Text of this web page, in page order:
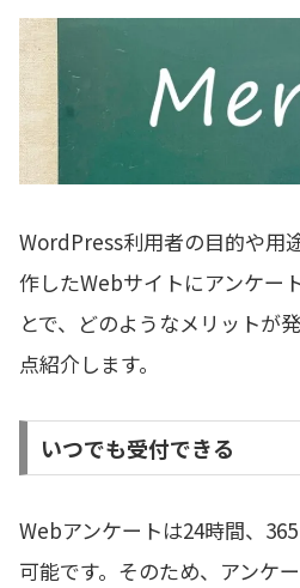
WordPress利用者の目的や用
作したWebサイトにアンケー
とで、どのようなメリットが
点紹介します。
いつでも受付できる
Webアンケートは24時間、
可能です。そのため、アンケ